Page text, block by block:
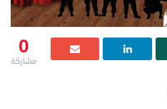
0
مشاركة